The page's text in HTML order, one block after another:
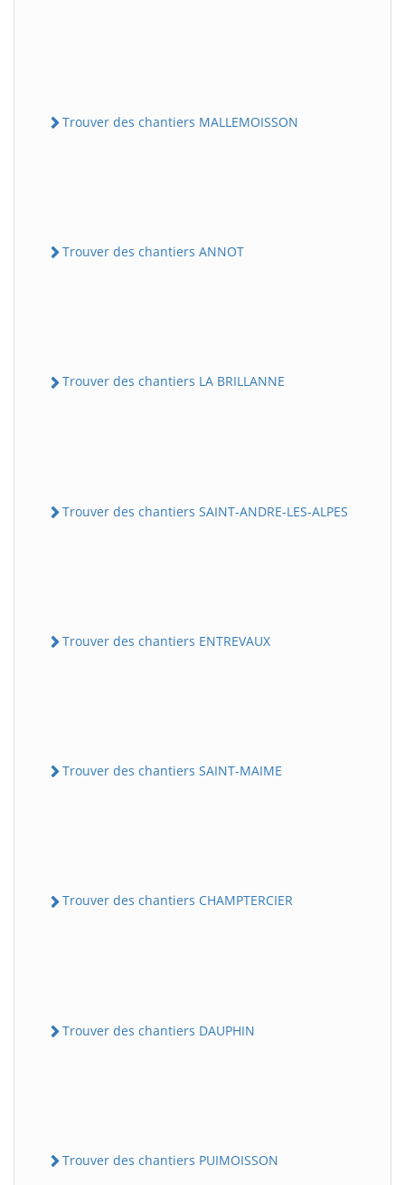
Trouver des chantiers MALLEMOISSON
Trouver des chantiers ANNOT
Trouver des chantiers LA BRILLANNE
Trouver des chantiers SAINT-ANDRE-LES-ALPES
Trouver des chantiers ENTREVAUX
Trouver des chantiers SAINT-MAIME
Trouver des chantiers CHAMPTERCIER
Trouver des chantiers DAUPHIN
Trouver des chantiers PUIMOISSON